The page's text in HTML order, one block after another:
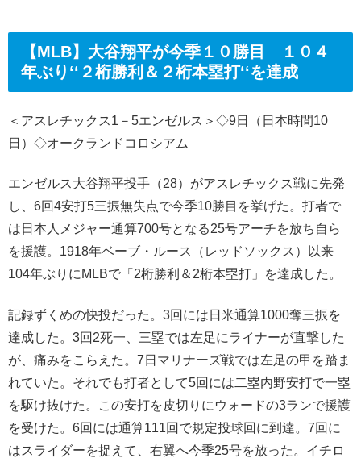
【MLB】大谷翔平が今季１０勝目 １０４
年ぶり‘‘２桁勝利＆２桁本塁打‘‘を達成
＜アスレチックス1－5エンゼルス＞◇9日（日本時間10
日）◇オークランドコロシアム
エンゼルス大谷翔平投手（28）がアスレチックス戦に先発
し、6回4安打5三振無失点で今季10勝目を挙げた。打者で
は日本人メジャー通算700号となる25号アーチを放ち自ら
を援護。1918年ベーブ・ルース（レッドソックス）以来
104年ぶりにMLBで「2桁勝利＆2桁本塁打」を達成した。
記録ずくめの快投だった。3回には日米通算1000奪三振を
達成した。3回2死一、三塁では左足にライナーが直撃した
が、痛みをこらえた。7日マリナーズ戦では左足の甲を踏ま
れていた。それでも打者として5回には二塁内野安打で一塁
を駆け抜けた。この安打を皮切りにウォードの3ランで援護
を受けた。6回には通算111回で規定投球回に到達。7回に
はスライダーを捉えて、右翼へ今季25号を放った。イチロ